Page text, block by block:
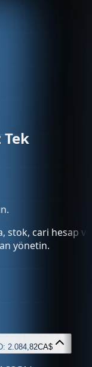
cari hesap ve
yönetin.